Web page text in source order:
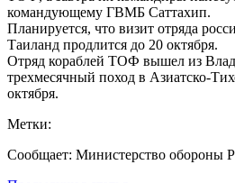
командующему ГВМБ Саттахип.
Планируется, что визит отряда
Таиланд продлится до 20 октября.
Отряд кораблей ТОФ вышел из
трехмесячный поход в Азиатско-
октября.
Метки:
Сообщает: Министерство обороны